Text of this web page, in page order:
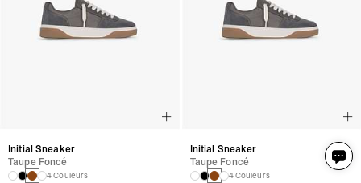
Initial Sneaker
Taupe Foncé
4 Couleurs
Initial Sneaker
Taupe Foncé
4 Couleurs